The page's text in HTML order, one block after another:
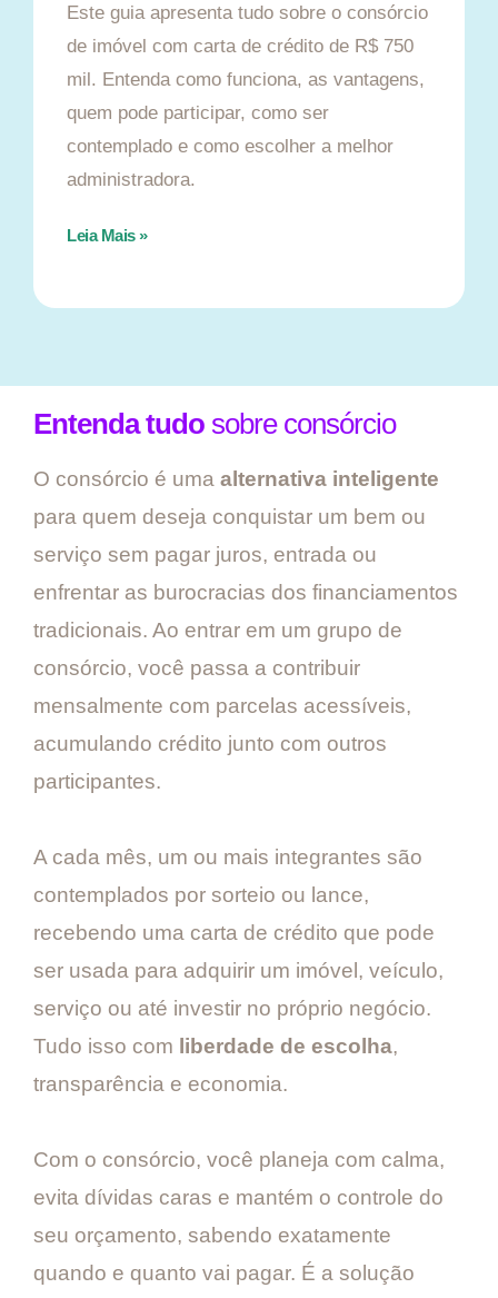
Este guia apresenta tudo sobre o consórcio
de imóvel com carta de crédito de R$ 750
mil. Entenda como funciona, as vantagens,
quem pode participar, como ser
contemplado e como escolher a melhor
administradora.
Leia Mais »
Entenda tudo sobre consórcio
O consórcio é uma alternativa inteligente
para quem deseja conquistar um bem ou
serviço sem pagar juros, entrada ou
enfrentar as burocracias dos financiamentos
tradicionais. Ao entrar em um grupo de
consórcio, você passa a contribuir
mensalmente com parcelas acessíveis,
acumulando crédito junto com outros
participantes.
A cada mês, um ou mais integrantes são
contemplados por sorteio ou lance,
recebendo uma carta de crédito que pode
ser usada para adquirir um imóvel, veículo,
serviço ou até investir no próprio negócio.
Tudo isso com liberdade de escolha,
transparência e economia.
Com o consórcio, você planeja com calma,
evita dívidas caras e mantém o controle do
seu orçamento, sabendo exatamente
quando e quanto vai pagar. É a solução